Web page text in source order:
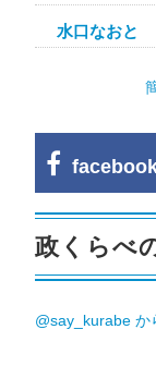
水口なおと
政くらべ
@say_kurabe か